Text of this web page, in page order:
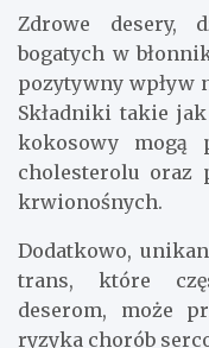
odżywczych.
Dzięki temu,
jednocześnie
Ograniczenie
korzyści, w
zwiększenie
korzyści dla